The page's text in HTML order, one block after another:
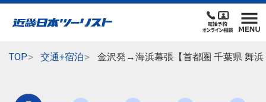
TOP 交通+宿泊 金沢発→海浜幕張【首都圏 千葉県 舞